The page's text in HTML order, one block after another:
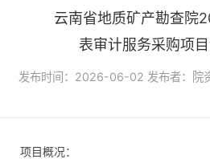
云南省地质矿产勘查院
表审计服务采购项
发布时间：2026-06-02 发布者：院
项目概况：